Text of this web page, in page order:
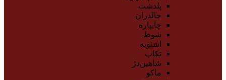
پلدشت
چالدران
چایپاره
شوط
اشنویه
تکاب
شاهین‌دژ
ماکو